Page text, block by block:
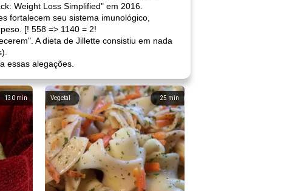
Weight Loss Simplified" em 2016.
fortalecem seu sistema imunológico,
[! 558 => 1140 = 2!
A dieta de Jillette consistiu em nada
essas alegações.
130 min 25 min
Vegetal